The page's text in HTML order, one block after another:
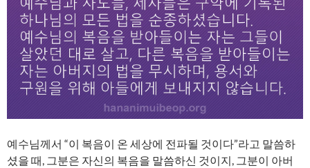
예수님께서 “이 복음이 온 세상에 전파될 것이다”라고 말씀하
셨을 때, 그분은 자신의 복음을 말씀하신 것이지, 그분이 아버